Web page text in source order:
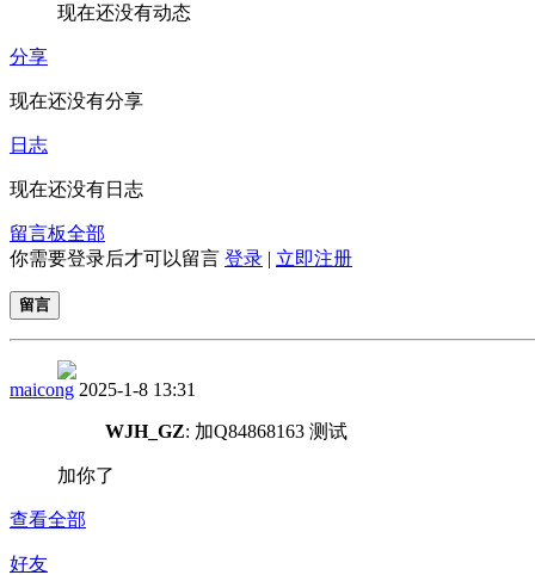
现在还没有动态
分享
现在还没有分享
日志
现在还没有日志
留言板全部
你需要登录后才可以留言 登录 | 立即注册
留言
maicong 2025-1-8 13:31
WJH_GZ: 加Q84868163 测试
加你了
查看全部
好友